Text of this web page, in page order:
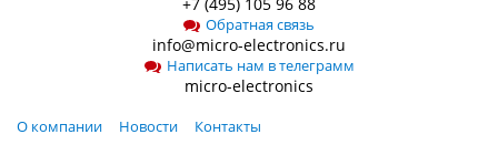
Обратная связь
info@micro-electronics.ru
Написать нам в телеграмм
micro-electronics
О компании Новости
Контакты